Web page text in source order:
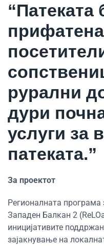
рурални
дури
услуги за
патеката.”
За проектот
Регионалната
Западен Балкан 2
иницијативите
зајакнување на